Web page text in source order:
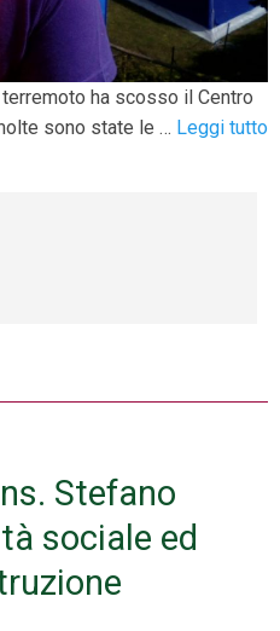
ha scosso il Centro
sono state le … Leggi tutto
Stefano
sociale ed